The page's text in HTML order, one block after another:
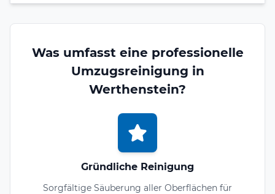
Was umfasst eine professionelle
Umzugsreinigung in
Werthenstein?
Gründliche Reinigung
Sorgfältige Säuberung aller Oberflächen für